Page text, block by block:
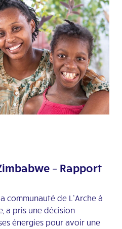
– Rapport
communauté de L’Arche à
a pris une décision
énergies pour avoir une